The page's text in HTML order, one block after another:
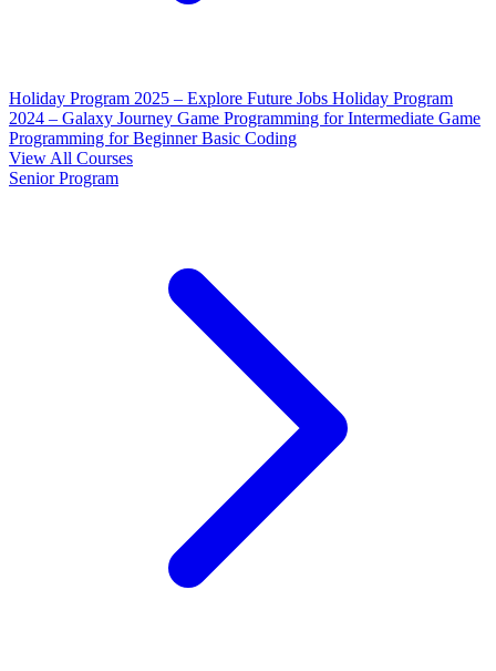
Holiday Program 2025 – Explore Future Jobs Holiday Program
2024 – Galaxy Journey Game Programming for Intermediate Game
Programming for Beginner Basic Coding
View All Courses
Senior Program